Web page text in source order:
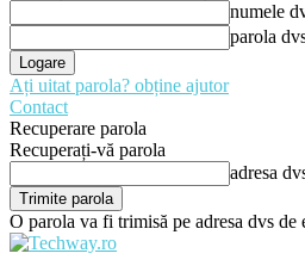
numele
parola
Ați uitat parola? obține ajutor
Contact
Recuperare parola
Recuperați-vă parola
adresa
O parola va fi trimisă pe adresa dvs de